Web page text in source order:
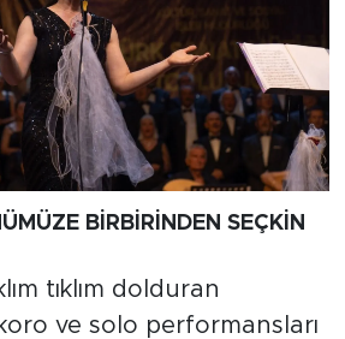
BİRBİRİNDEN SEÇKİN
tıklım dolduran
ve solo performansları